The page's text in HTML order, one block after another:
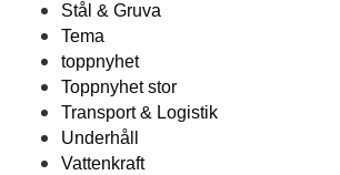
Stål & Gruva
Tema
toppnyhet
Toppnyhet stor
Transport & Logistik
Underhåll
Vattenkraft